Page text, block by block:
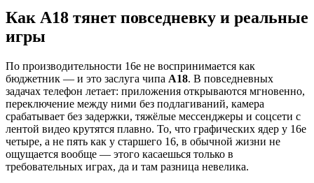
Как A18 тянет повседневку и реальные
игры
По производительности 16e не воспринимается как
бюджетник — и это заслуга чипа A18. В повседневных
задачах телефон летает: приложения открываются мгновенно,
переключение между ними без подлагиваний, камера
срабатывает без задержки, тяжёлые мессенджеры и соцсети с
лентой видео крутятся плавно. То, что графических ядер у 16e
четыре, а не пять как у старшего 16, в обычной жизни не
ощущается вообще — этого касаешься только в
требовательных играх, да и там разница невелика.